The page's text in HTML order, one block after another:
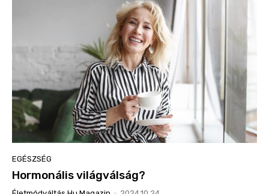
EGÉSZSÉG
Hormonális világválság?